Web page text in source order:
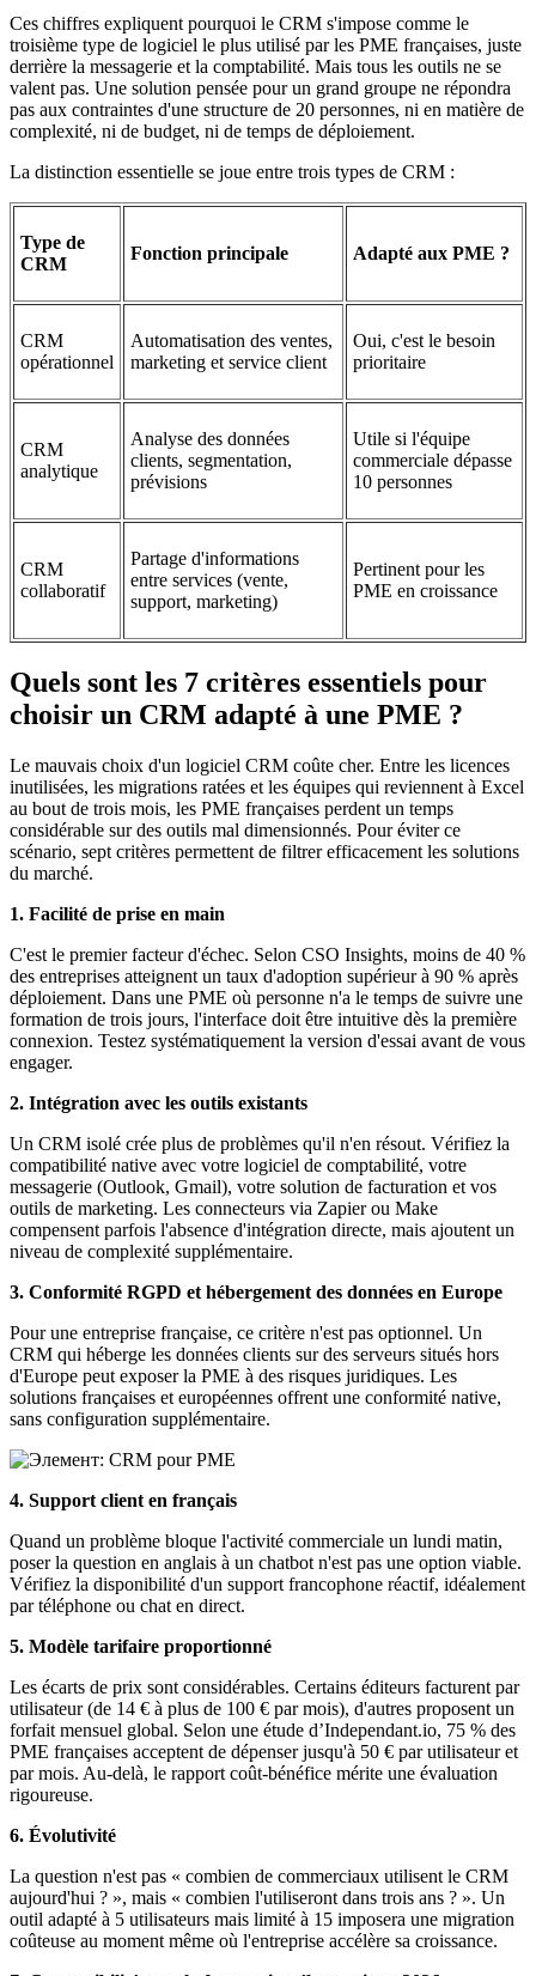
Ces chiffres expliquent pourquoi le CRM s'impose comme le
troisième type de logiciel le plus utilisé par les PME françaises, juste
derrière la messagerie et la comptabilité. Mais tous les outils ne se
valent pas. Une solution pensée pour un grand groupe ne répondra
pas aux contraintes d'une structure de 20 personnes, ni en matière de
complexité, ni de budget, ni de temps de déploiement.
La distinction essentielle se joue entre trois types de CRM :
Type de
CRM
Fonction principale Adapté aux PME ?
CRM
opérationnel
Automatisation des ventes,
marketing et service client
Oui, c'est le besoin
prioritaire
CRM
analytique
Analyse des données
clients, segmentation,
prévisions
Utile si l'équipe
commerciale dépasse
10 personnes
CRM
collaboratif
Partage d'informations
entre services (vente,
support, marketing)
Pertinent pour les
PME en croissance
Quels sont les 7 critères essentiels pour
choisir un CRM adapté à une PME ?
Le mauvais choix d'un logiciel CRM coûte cher. Entre les licences
inutilisées, les migrations ratées et les équipes qui reviennent à Excel
au bout de trois mois, les PME françaises perdent un temps
considérable sur des outils mal dimensionnés. Pour éviter ce
scénario, sept critères permettent de filtrer efficacement les solutions
du marché.
1. Facilité de prise en main
C'est le premier facteur d'échec. Selon CSO Insights, moins de 40 %
des entreprises atteignent un taux d'adoption supérieur à 90 % après
déploiement. Dans une PME où personne n'a le temps de suivre une
formation de trois jours, l'interface doit être intuitive dès la première
connexion. Testez systématiquement la version d'essai avant de vous
engager.
2. Intégration avec les outils existants
Un CRM isolé crée plus de problèmes qu'il n'en résout. Vérifiez la
compatibilité native avec votre logiciel de comptabilité, votre
messagerie (Outlook, Gmail), votre solution de facturation et vos
outils de marketing. Les connecteurs via Zapier ou Make
compensent parfois l'absence d'intégration directe, mais ajoutent un
niveau de complexité supplémentaire.
3. Conformité RGPD et hébergement des données en Europe
Pour une entreprise française, ce critère n'est pas optionnel. Un
CRM qui héberge les données clients sur des serveurs situés hors
d'Europe peut exposer la PME à des risques juridiques. Les
solutions françaises et européennes offrent une conformité native,
sans configuration supplémentaire.
4. Support client en français
Quand un problème bloque l'activité commerciale un lundi matin,
poser la question en anglais à un chatbot n'est pas une option viable.
Vérifiez la disponibilité d'un support francophone réactif, idéalement
par téléphone ou chat en direct.
5. Modèle tarifaire proportionné
Les écarts de prix sont considérables. Certains éditeurs facturent par
utilisateur (de 14 € à plus de 100 € par mois), d'autres proposent un
forfait mensuel global. Selon une étude d’Independant.io, 75 % des
PME françaises acceptent de dépenser jusqu'à 50 € par utilisateur et
par mois. Au-delà, le rapport coût-bénéfice mérite une évaluation
rigoureuse.
6. Évolutivité
La question n'est pas « combien de commerciaux utilisent le CRM
aujourd'hui ? », mais « combien l'utiliseront dans trois ans ? ». Un
outil adapté à 5 utilisateurs mais limité à 15 imposera une migration
coûteuse au moment même où l'entreprise accélère sa croissance.